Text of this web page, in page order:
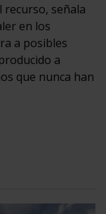
recurso, señala
en los
a posibles
a
que nunca han